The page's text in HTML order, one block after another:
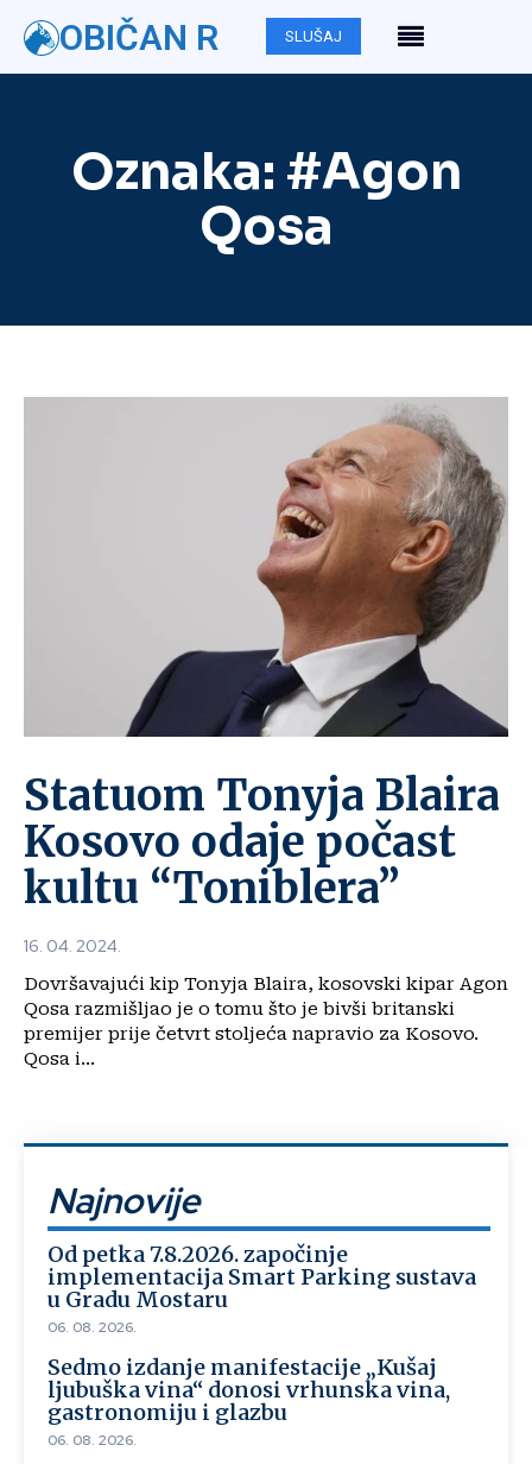
OBIČAN R SLUŠAJ
Oznaka: #Agon
Qosa
Statuom Tonyja Blaira
Kosovo odaje počast
kultu “Toniblera”
16. 04. 2024.
Dovršavajući kip Tonyja Blaira, kosovski kipar Agon
Qosa razmišljao je o tomu što je bivši britanski
premijer prije četvrt stoljeća napravio za Kosovo.
Qosa i...
Najnovije
Od petka 7.8.2026. započinje
implementacija Smart Parking sustava
u Gradu Mostaru
06. 08. 2026.
Sedmo izdanje manifestacije „Kušaj
ljubuška vina“ donosi vrhunska vina,
gastronomiju i glazbu
06. 08. 2026.